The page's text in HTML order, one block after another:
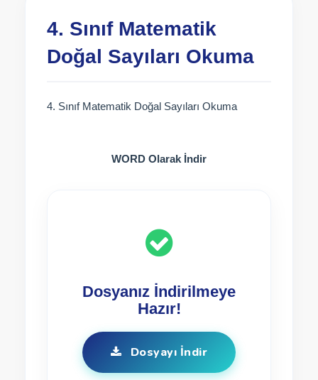
4. Sınıf Matematik
Doğal Sayıları Okuma
4. Sınıf Matematik Doğal Sayıları Okuma
WORD Olarak İndir
Dosyanız İndirilmeye
Hazır!
Dosyayı İndir